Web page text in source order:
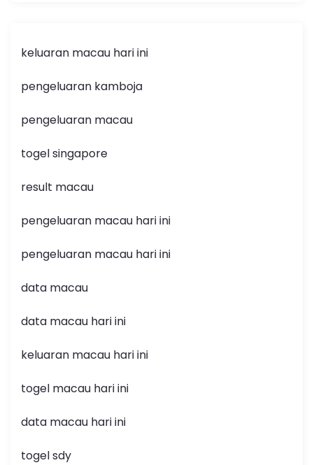
keluaran macau hari ini
pengeluaran kamboja
pengeluaran macau
togel singapore
result macau
pengeluaran macau hari ini
pengeluaran macau hari ini
data macau
data macau hari ini
keluaran macau hari ini
togel macau hari ini
data macau hari ini
togel sdy